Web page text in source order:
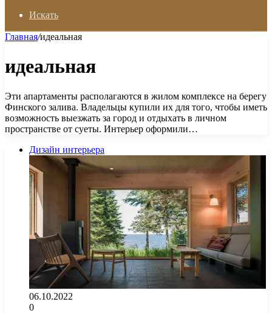
Искать
Главная/идеальная
идеальная
Эти апартаменты располагаются в жилом комплексе на берегу
Финского залива. Владельцы купили их для того, чтобы иметь
возможность выезжать за город и отдыхать в личном
пространстве от суеты. Интерьер оформили…
Дизайн интерьера
06.10.2022
0